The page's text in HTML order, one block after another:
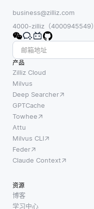
business@zilliz.com
4000-zilliz（4000945549）
产品
Zilliz Cloud
Milvus
Deep Searcher
GPTCache
Towhee
Attu
Milvus CLI
Feder
Claude Context
资源
博客
学习中心